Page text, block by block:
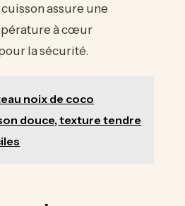
assure une
à cœur
la sécurité.
noix de coco
douce, texture tendre